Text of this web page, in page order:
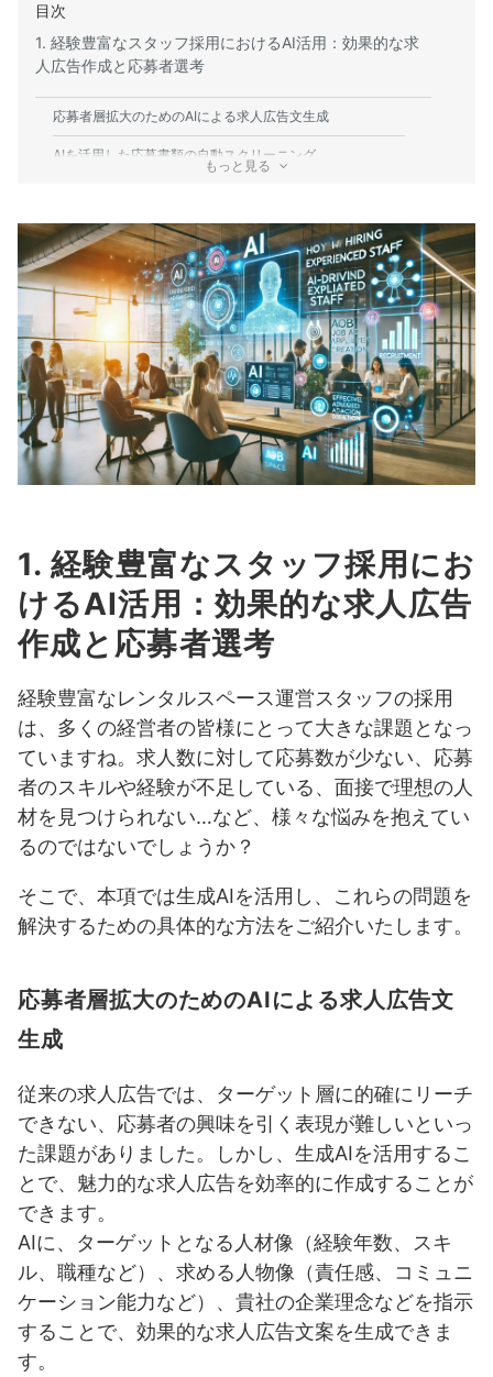
目次
1. 経験豊富なスタッフ採用におけるAI活用：効果的な求
人広告作成と応募者選考
応募者層拡大のためのAIによる求人広告文生成
AIを活用した応募書類の自動スクリーニング
2. AIによる効率的な新人教育・育成プログラムの構築
AIを活用した新人研修教材作成
AIチャットボットによる質問対応システム導入
AIによる学習進捗管理
OJT効率化のためのAI支援ツール活用方法
3. 人材不足解消に向けたAIによる業務効率化
清掃業務の効率化
受付対応AIチャットボット導入
顧客対応AIによる迅速化
4. スタッフのモチベーション向上と定着率向上のための
AI活用
AIによる業務負担軽減
AIを活用したフィードバックシステム導入
AIを活用したチームコミュニケーション活性化施策
AI導入による長期的な人材戦略
AI活用における課題と対策
成功事例紹介
もっと見る
1. 経験豊富なスタッフ採用にお
けるAI活用：効果的な求人広告
作成と応募者選考
経験豊富なレンタルスペース運営スタッフの採用
は、多くの経営者の皆様にとって大きな課題となっ
ていますね。求人数に対して応募数が少ない、応募
者のスキルや経験が不足している、面接で理想の人
材を見つけられない…など、様々な悩みを抱えてい
るのではないでしょうか？
そこで、本項では生成AIを活用し、これらの問題を
解決するための具体的な方法をご紹介いたします。
応募者層拡大のためのAIによる求人広告文
生成
従来の求人広告では、ターゲット層に的確にリーチ
できない、応募者の興味を引く表現が難しいといっ
た課題がありました。しかし、生成AIを活用するこ
とで、魅力的な求人広告を効率的に作成することが
できます。
AIに、ターゲットとなる人材像（経験年数、スキ
ル、職種など）、求める人物像（責任感、コミュニ
ケーション能力など）、貴社の企業理念などを指示
することで、効果的な求人広告文案を生成できま
す。